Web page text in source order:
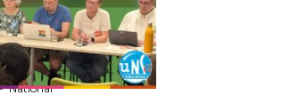
écologique de
: l’UNSA Éducation
les lignes
National